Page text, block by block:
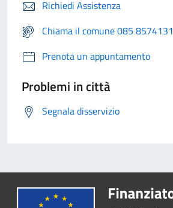
Richiedi Assistenza
Chiama il comune 085 8574131
Prenota un appuntamento
Problemi in città
Segnala disservizio